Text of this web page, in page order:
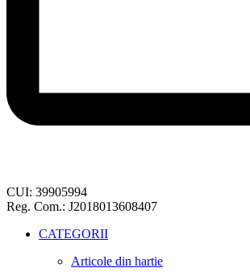
CUI: 39905994
Reg. Com.: J2018013608407
CATEGORII
Articole din hartie